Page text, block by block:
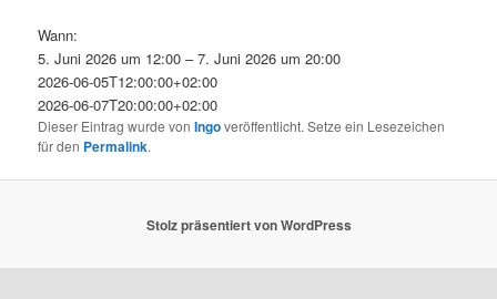
Wann:
5. Juni 2026 um 12:00 – 7. Juni 2026 um 20:00
2026-06-05T12:00:00+02:00
2026-06-07T20:00:00+02:00
Dieser Eintrag wurde vonIngoveröffentlicht. Setze ein Lesezeichen
für den Permalink.
Stolz präsentiert von WordPress